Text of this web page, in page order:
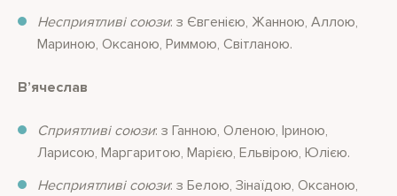
Несприятливі союзи: з Євгенією, Жанною, Аллою,
Мариною, Оксаною, Риммою, Світланою.
В’ячеслав
Сприятливі союзи: з Ганною, Оленою, Іриною,
Ларисою, Маргаритою, Марією, Ельвірою, Юлією.
Несприятливі союзи: з Белою, Зінаїдою, Оксаною,